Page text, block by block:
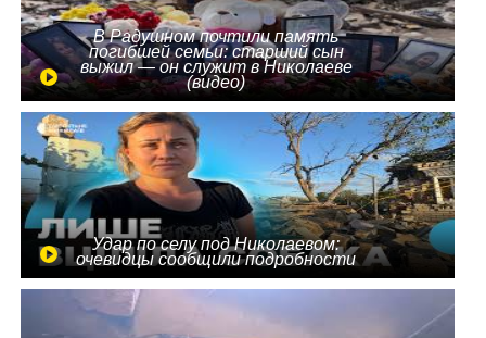
В Радушном почтили память
погибшей семьи: старший сын
выжил — он служит в Николаеве
(видео)
Удар по селу под Николаевом:
очевидцы сообщили подробности